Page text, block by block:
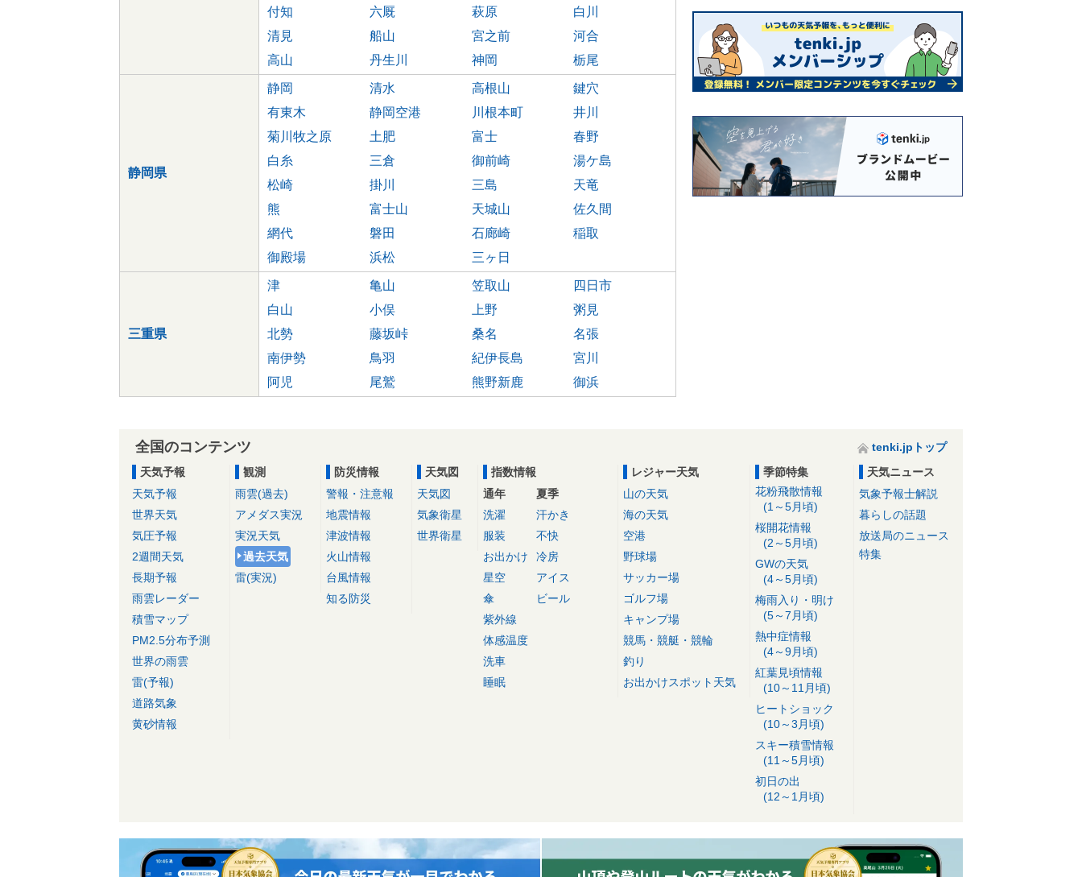
付知
六厩 萩原
白川
清見
船山 宮之前
河合
高山
丹生川 神岡 栃尾
静岡県
静岡 清水 高根山
鍵穴
有東木
静岡空港 川根本町
井川
菊川牧之原
土肥 富士
春野
白糸
三倉 御前崎
湯ケ島
松崎
掛川 三島
天竜
熊
富士山 天城山
佐久間
網代
磐田 石廊崎
稲取
御殿場
浜松 三ヶ日
三重県
津 亀山 笠取山
四日市
白山
小俣 上野
粥見
北勢
藤坂峠 桑名
名張
南伊勢
鳥羽 紀伊長島
宮川
阿児
尾鷲 熊野新鹿 御浜
全国のコンテンツ
tenki.jpトップ
天気予報
天気予報
世界天気
気圧予報
2週間天気
長期予報
雨雲レーダー
積雪マップ
PM2.5分布予測
世界の雨雲
雷(予報)
道路気象
黄砂情報
観測
雨雲(過去)
アメダス実況
実況天気
過去天気
雷(実況)
防災情報
警報・注意報
地震情報
津波情報
火山情報
台風情報
知る防災
天気図
天気図
気象衛星
世界衛星
指数情報
通年
洗濯
服装
お出かけ
星空
傘
紫外線
体感温度
洗車
睡眠
夏季
汗かき
不快
冷房
アイス
ビール
レジャー天気
山の天気
海の天気
空港
野球場
サッカー場
ゴルフ場
キャンプ場
競馬・競艇・競輪
釣り
お出かけスポット天気
季節特集
花粉飛散情報
(1～5月頃)
桜開花情報
(2～5月頃)
GWの天気
(4～5月頃)
梅雨入り・明け
(5～7月頃)
熱中症情報
(4～9月頃)
紅葉見頃情報
(10～11月頃)
ヒートショック
(10～3月頃)
スキー積雪情報
(11～5月頃)
初日の出
(12～1月頃)
天気ニュース
気象予報士解説
暮らしの話題
放送局のニュース
特集